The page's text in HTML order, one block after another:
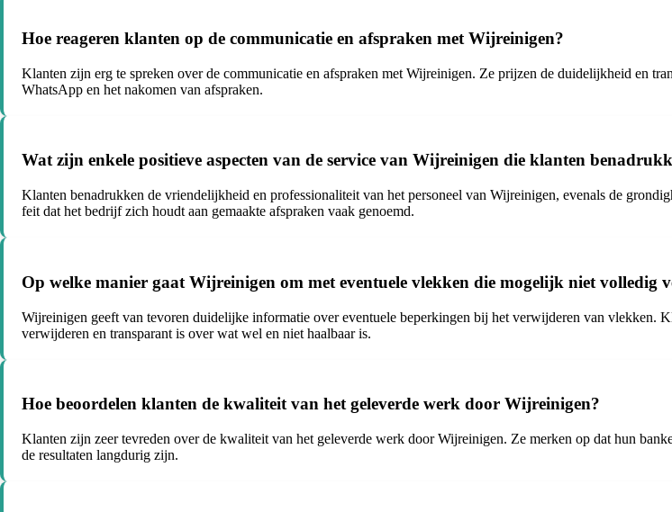
Hoe reageren klanten op de communicatie en afspraken met Wijreinigen?
Klanten zijn erg te spreken over de communicatie en afspraken met Wijreinigen. Ze prijzen de duidelijkheid en
WhatsApp en het nakomen van afspraken.
Wat zijn enkele positieve aspecten van de service van Wijreinigen die klanten
Klanten benadrukken de vriendelijkheid en professionaliteit van het personeel van Wijreinigen, evenals de
feit dat het bedrijf zich houdt aan gemaakte afspraken vaak genoemd.
Op welke manier gaat Wijreinigen om met eventuele vlekken die mogelijk niet
Wijreinigen geeft van tevoren duidelijke informatie over eventuele beperkingen bij het verwijderen van vlekken.
verwijderen en transparant is over wat wel en niet haalbaar is.
Hoe beoordelen klanten de kwaliteit van het geleverde werk door Wijreinigen?
Klanten zijn zeer tevreden over de kwaliteit van het geleverde werk door Wijreinigen. Ze merken op dat hun
de resultaten langdurig zijn.